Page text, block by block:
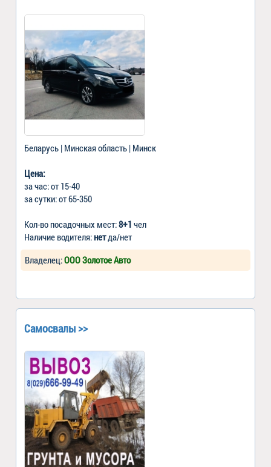
Беларусь | Минская область | Минск
Цена:
за час: от 15-40
за сутки: от 65-350
Кол-во посадочных мест:8+1 чел
Наличие водителя:нетда/нет
Владелец:ООО Золотое Авто
Самосвалы >>